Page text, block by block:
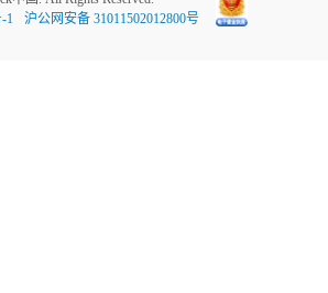
1
沪公网安备 31011502012800号